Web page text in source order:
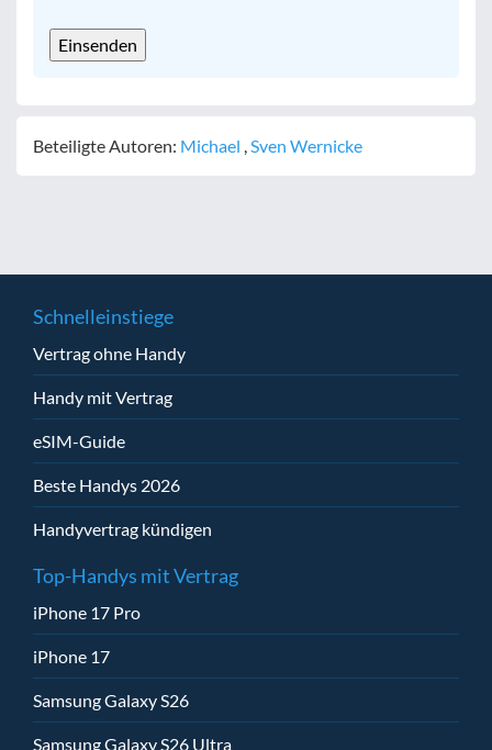
Beteiligte Autoren: Michael ,Sven Wernicke
Schnelleinstiege
Vertrag ohne Handy
Handy mit Vertrag
eSIM-Guide
Beste Handys 2026
Handyvertrag kündigen
Top-Handys mit Vertrag
iPhone 17 Pro
iPhone 17
Samsung Galaxy S26
Samsung Galaxy S26 Ultra